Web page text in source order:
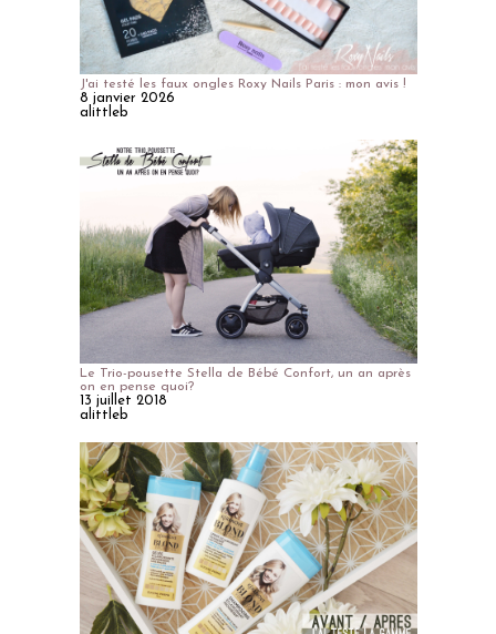
J'ai testé les faux ongles Roxy Nails Paris : mon avis !
8 janvier 2026
alittleb
Le Trio-pousette Stella de Bébé Confort, un an après
on en pense quoi?
13 juillet 2018
alittleb